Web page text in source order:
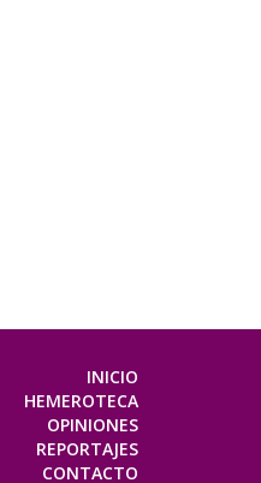
INICIO
HEMEROTECA
OPINIONES
REPORTAJES
CONTACTO